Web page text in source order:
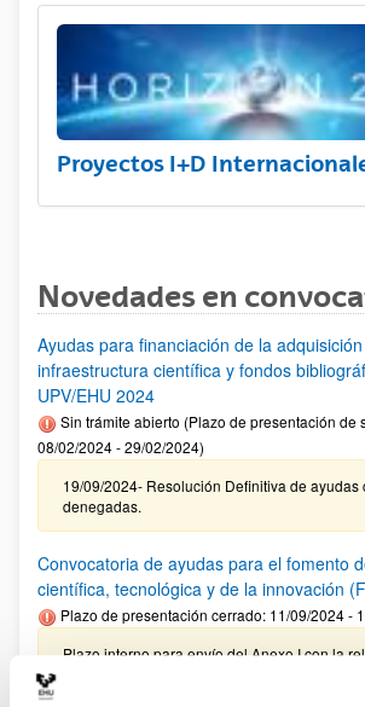
Proyectos I+D
Novedades en
Ayudas para financiación de la
infraestructura científica y fondos
UPV/EHU 2024
Sin trámite abierto (Plazo de presentación de
08/02/2024 - 29/02/2024)
19/09/2024- Resolución Definitiva de ayudas
denegadas.
Convocatoria de ayudas para el fomento
científica, tecnológica y de la innovación
Plazo de presentación cerrado: 11/09/2024 -
Plazo interno para envío del Anexo I con la